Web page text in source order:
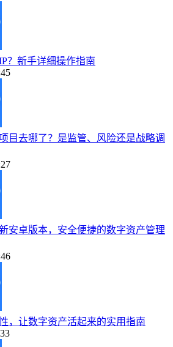
？新手详细操作指南
目去哪了？是监管、风险还是战略调
安卓版本，安全便捷的数字资产管理
，让数字资产活起来的实用指南